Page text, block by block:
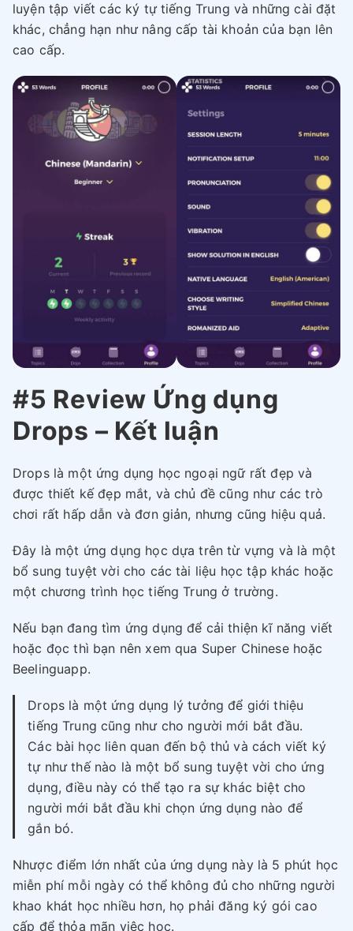
luyện tập viết các ký tự tiếng Trung và những cài đặt
khác, chẳng hạn như nâng cấp tài khoản của bạn lên
cao cấp.
#5 Review Ứng dụng
Drops – Kết luận
Drops là một ứng dụng học ngoại ngữ rất đẹp và
được thiết kế đẹp mắt, và chủ đề cũng như các trò
chơi rất hấp dẫn và đơn giản, nhưng cũng hiệu quả.
Đây là một ứng dụng học dựa trên từ vựng và là một
bổ sung tuyệt vời cho các tài liệu học tập khác hoặc
một chương trình học tiếng Trung ở trường.
Nếu bạn đang tìm ứng dụng để cải thiện kĩ năng viết
hoặc đọc thì bạn nên xem qua Super Chinese hoặc
Beelinguapp.
Drops là một ứng dụng lý tưởng để giới thiệu
tiếng Trung cũng như cho người mới bắt đầu.
Các bài học liên quan đến bộ thủ và cách viết ký
tự như thế nào là một bổ sung tuyệt vời cho ứng
dụng, điều này có thể tạo ra sự khác biệt cho
người mới bắt đầu khi chọn ứng dụng nào để
gắn bó.
Nhược điểm lớn nhất của ứng dụng này là 5 phút học
miễn phí mỗi ngày có thể không đủ cho những người
khao khát học nhiều hơn, họ phải đăng ký gói cao
cấp để thỏa mãn việc học.